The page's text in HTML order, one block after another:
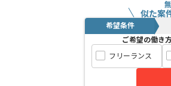
似た案
希望条件
ご希望の働き
フリーランス